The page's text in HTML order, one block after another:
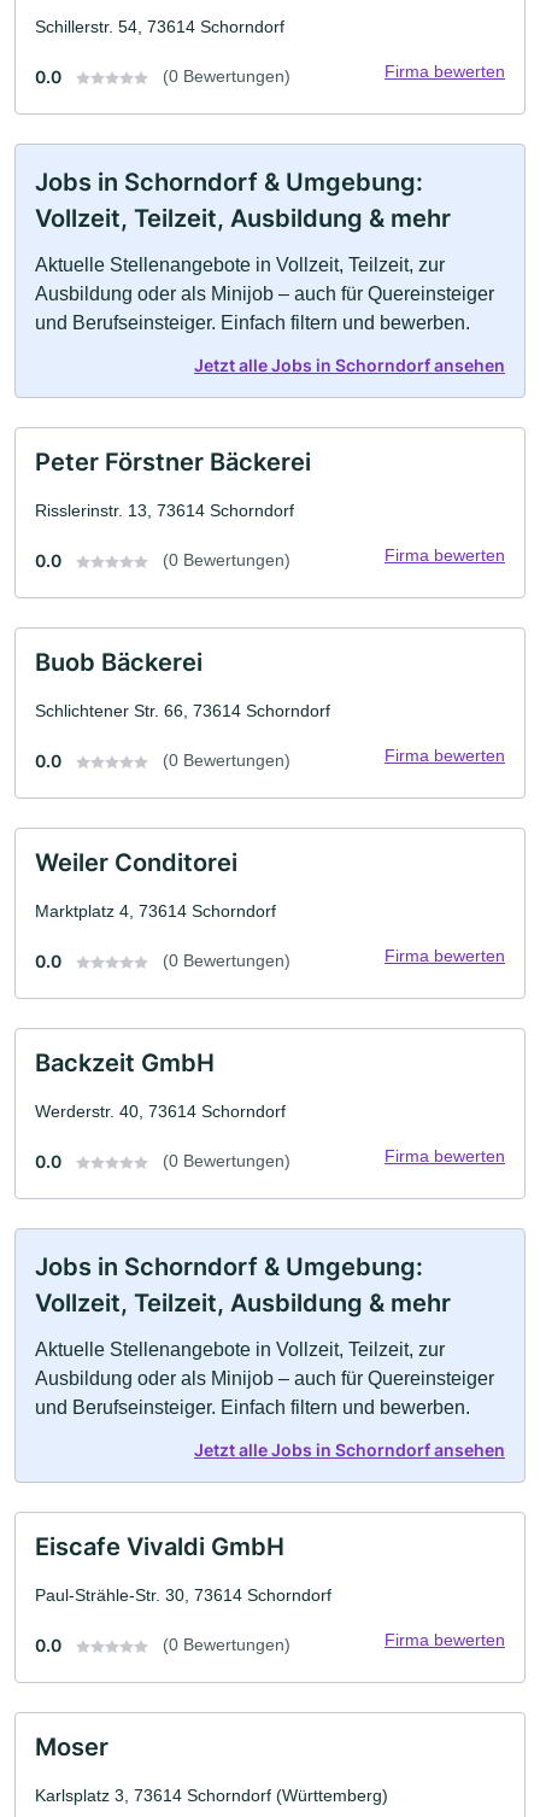
Schillerstr. 54, 73614 Schorndorf
0.0 (0 Bewertungen) Firma bewerten
Jobs in Schorndorf & Umgebung:
Vollzeit, Teilzeit, Ausbildung & mehr
Aktuelle Stellenangebote in Vollzeit, Teilzeit, zur
Ausbildung oder als Minijob – auch für Quereinsteiger
und Berufseinsteiger. Einfach filtern und bewerben.
Jetzt alle Jobs in Schorndorf ansehen
Peter Förstner Bäckerei
Risslerinstr. 13, 73614 Schorndorf
0.0 (0 Bewertungen) Firma bewerten
Buob Bäckerei
Schlichtener Str. 66, 73614 Schorndorf
0.0 (0 Bewertungen) Firma bewerten
Weiler Conditorei
Marktplatz 4, 73614 Schorndorf
0.0 (0 Bewertungen) Firma bewerten
Backzeit GmbH
Werderstr. 40, 73614 Schorndorf
0.0 (0 Bewertungen) Firma bewerten
Jobs in Schorndorf & Umgebung:
Vollzeit, Teilzeit, Ausbildung & mehr
Aktuelle Stellenangebote in Vollzeit, Teilzeit, zur
Ausbildung oder als Minijob – auch für Quereinsteiger
und Berufseinsteiger. Einfach filtern und bewerben.
Jetzt alle Jobs in Schorndorf ansehen
Eiscafe Vivaldi GmbH
Paul-Strähle-Str. 30, 73614 Schorndorf
0.0 (0 Bewertungen) Firma bewerten
Moser
Karlsplatz 3, 73614 Schorndorf (Württemberg)